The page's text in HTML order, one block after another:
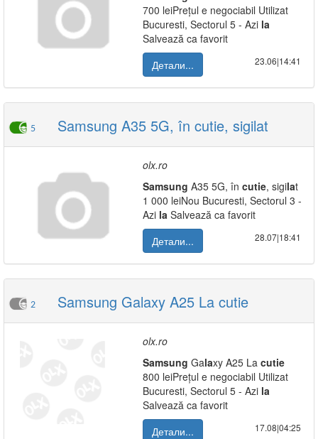
700 leiPrețul e negociabil Utilizat
Bucuresti, Sectorul 5 - Azi la
Salvează ca favorit
Детали...
23.06|14:41
5 Samsung A35 5G, în cutie, sigilat
olx.ro
Samsung A35 5G, în cutie, sigilat
1 000 leiNou Bucuresti, Sectorul 3 -
Azi la Salvează ca favorit
Детали...
28.07|18:41
2 Samsung Galaxy A25 La cutie
olx.ro
Samsung Galaxy A25 La cutie
800 leiPrețul e negociabil Utilizat
Bucuresti, Sectorul 5 - Azi la
Salvează ca favorit
Детали...
17.08|04:25